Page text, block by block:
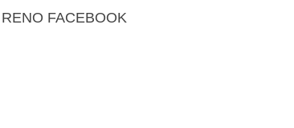
RENO FACEBOOK